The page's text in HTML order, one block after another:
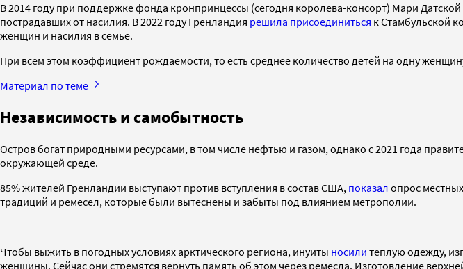
В 2014 году при поддержке фонда кронпринцессы (сегодня королева-консорт) Мари
пострадавших от насилия. В 2022 году Гренландия решила присоединиться к Стамбульской
женщин и насилия в семье.
При всем этом коэффициент рождаемости, то есть среднее количество детей на одну
Материал по теме
Независимость и самобытность
Остров богат природными ресурсами, в том числе нефтью и газом, однако с 2021 года
окружающей среде.
85% жителей Гренландии выступают против вступления в состав США, показал опрос
традиций и ремесел, которые были вытеснены и забыты под влиянием метрополии.
Чтобы выжить в погодных условиях арктического региона, инуиты носили теплую одежду,
женщины. Сейчас они стремятся вернуть память об этом через ремесла. Изготовление